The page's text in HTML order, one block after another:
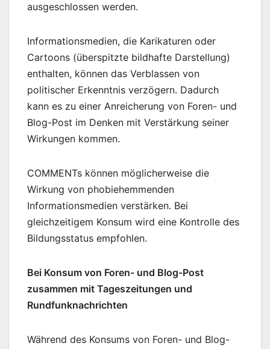
ausgeschlossen werden.
Informationsmedien, die Karikaturen oder
Cartoons (überspitzte bildhafte Darstellung)
enthalten, können das Verblassen von
politischer Erkenntnis verzögern. Dadurch
kann es zu einer Anreicherung von Foren- und
Blog-Post im Denken mit Verstärkung seiner
Wirkungen kommen.
COMMENTs können möglicherweise die
Wirkung von phobiehemmenden
Informationsmedien verstärken. Bei
gleichzeitigem Konsum wird eine Kontrolle des
Bildungsstatus empfohlen.
Bei Konsum von Foren- und Blog-Post
zusammen mit Tageszeitungen und
Rundfunknachrichten
Während des Konsums von Foren- und Blog-